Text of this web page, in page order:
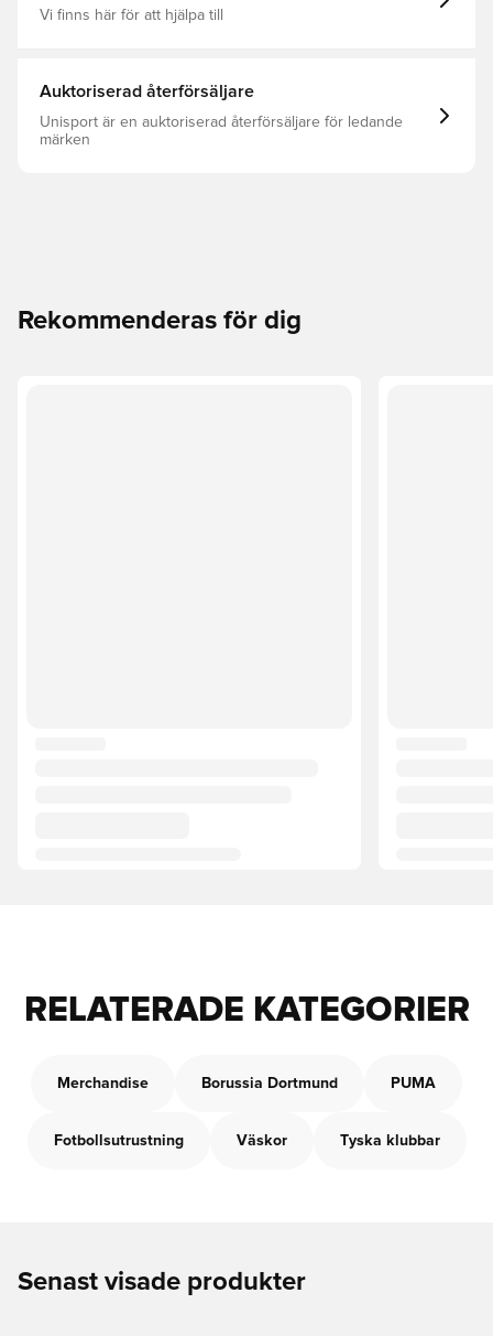
Vi finns här för att hjälpa till
Auktoriserad återförsäljare
Unisport är en auktoriserad återförsäljare för ledande
märken
Rekommenderas för dig
RELATERADE KATEGORIER
Merchandise Borussia Dortmund PUMA
Fotbollsutrustning Väskor Tyska klubbar
Senast visade produkter